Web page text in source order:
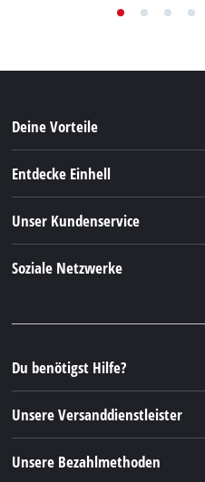
Deine Vorteile
Entdecke Einhell
Nachhaltigkeit
Unser Kundenservice
FAQs
Rücksendungen / Widerruf
Verpackungsrichtlinien
Hinweise zur Batterieentsorgung
Soziale Netzwerke
Instagram
TikTok
Pinterest
Linkedin
Du benötigst Hilfe?
Unsere Versanddienstleister
Unsere Bezahlmethoden